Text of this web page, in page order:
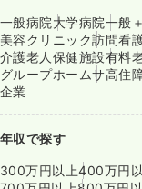
一般病院大学病院一般
美容クリニック訪問看
介護老人保健施設有料
グループホームサ高住
企業
年収で探す
300万円以上400万円